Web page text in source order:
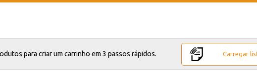
para criar um carrinho em 3 passos rápidos. Carregar